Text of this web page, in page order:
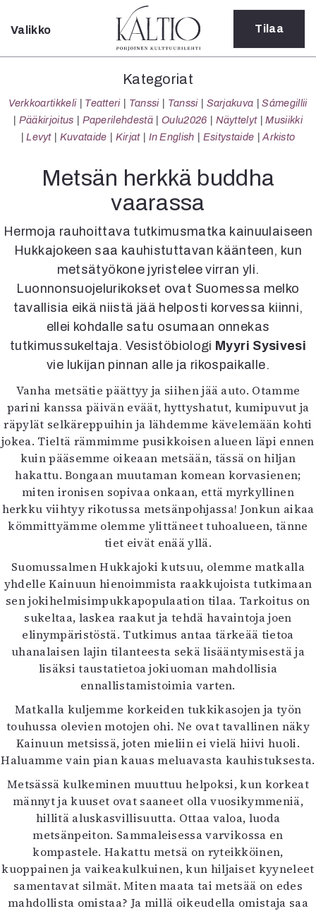
Sulje
Kategoriat
Verkkoartikkeli
Teatteri
Tanssi
Sarjakuva
Sámegillii
Pääkirjoitus
Oulu2026
Näyttelyt
Musiikki
Levyt
Kuvataide
Kirjat
In English
Arkisto
Lehdet
4/2026
2–3/2026
1/2026
6/2025
5/2025 saame
5/2025
Lehtiarkisto
Info
Tilaus ja irtonumerot
Yhteistyössä
Toimitus
Mediatiedot
Kaltio ry
Valikko Tilaa
Kategoriat
Verkkoartikkeli Teatteri Tanssi Tanssi Sarjakuva
Sámegillii
Pääkirjoitus
Paperilehdestä Oulu2026 Näyttelyt
Musiikki
Levyt
Kuvataide Kirjat In English Esitystaide Arkisto
Metsän herkkä buddha
vaarassa
Hermoja rauhoittava tutkimusmatka kainuulaiseen
Hukkajokeen saa kauhistuttavan käänteen, kun
metsätyökone jyristelee virran yli.
Luonnonsuojelurikokset ovat Suomessa melko
tavallisia eikä niistä jää helposti korvessa kiinni,
ellei kohdalle satu osumaan onnekas
tutkimussukeltaja. Vesistöbiologi Myyri Sysivesi
vie lukijan pinnan alle ja rikospaikalle.
Vanha metsätie päättyy ja siihen jää auto. Otamme
parini kanssa päivän eväät, hyttyshatut, kumipuvut ja
räpylät selkäreppuihin ja lähdemme kävelemään kohti
jokea. Tieltä rämmimme pusikkoisen alueen läpi ennen
kuin pääsemme oikeaan metsään, tässä on hiljan
hakattu. Bongaan muutaman komean korvasienen;
miten ironisen sopivaa onkaan, että myrkyllinen
herkku viihtyy rikotussa metsänpohjassa! Jonkun aikaa
kömmittyämme olemme ylittäneet tuhoalueen, tänne
tiet eivät enää yllä.
Suomussalmen Hukkajoki kutsuu, olemme matkalla
yhdelle Kainuun hienoimmista raakkujoista tutkimaan
sen jokihelmisimpukkapopulaation tilaa. Tarkoitus on
sukeltaa, laskea raakut ja tehdä havaintoja joen
elinympäristöstä. Tutkimus antaa tärkeää tietoa
uhanalaisen lajin tilanteesta sekä lisääntymisestä ja
lisäksi taustatietoa jokiuoman mahdollisia
ennallistamistoimia varten.
Matkalla kuljemme korkeiden tukkikasojen ja työn
touhussa olevien motojen ohi. Ne ovat tavallinen näky
Kainuun metsissä, joten mieliin ei vielä hiivi huoli.
Haluamme vain pian kauas meluavasta kauhistuksesta.
Metsässä kulkeminen muuttuu helpoksi, kun korkeat
männyt ja kuuset ovat saaneet olla vuosikymmeniä,
hillitä aluskasvillisuutta. Ottaa valoa, luoda
metsänpeiton. Sammaleisessa varvikossa en
kompastele. Hakattu metsä on ryteikköinen,
kuoppainen ja vaikeakulkuinen, kun hiljaiset kyyneleet
samentavat silmät. Miten maata tai metsää on edes
mahdollista omistaa? Ja millä oikeudella omistaja saa